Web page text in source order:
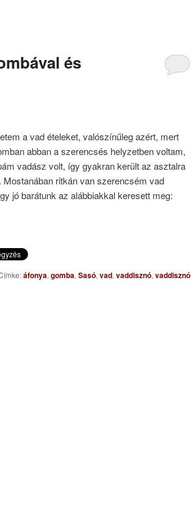
és
a vad ételeket, valószínűleg azért, mert
abban a szerencsés helyzetben voltam,
vadász volt, így gyakran került az asztalra
Mostanában ritkán van szerencsém vad
jó barátunk az alábbiakkal keresett meg:
áfonya, gomba, Sasó, vad, vaddisznó, vaddisznó